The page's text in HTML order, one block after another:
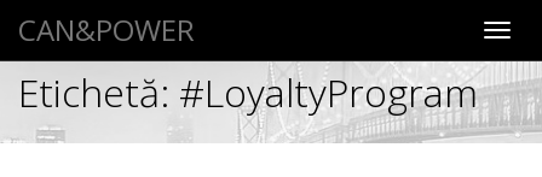
CAN&POWER
Etichetă: #LoyaltyProgram